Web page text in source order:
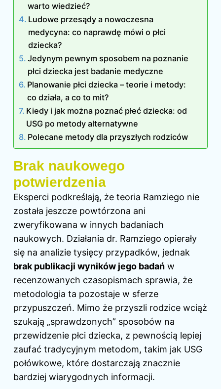
warto wiedzieć?
Ludowe przesądy a nowoczesna
medycyna: co naprawdę mówi o płci
dziecka?
Jedynym pewnym sposobem na poznanie
płci dziecka jest badanie medyczne
Planowanie płci dziecka – teorie i metody:
co działa, a co to mit?
Kiedy i jak można poznać płeć dziecka: od
USG po metody alternatywne
Polecane metody dla przyszłych rodziców
Brak naukowego
potwierdzenia
Eksperci podkreślają, że teoria Ramziego nie
została jeszcze powtórzona ani
zweryfikowana w innych badaniach
naukowych. Działania dr. Ramziego opierały
się na analizie tysięcy przypadków, jednak
brak publikacji wyników jego badań w
recenzowanych czasopismach sprawia, że
metodologia ta pozostaje w sferze
przypuszczeń. Mimo że przyszli rodzice wciąż
szukają „sprawdzonych” sposobów na
przewidzenie płci dziecka, z pewnością lepiej
zaufać tradycyjnym metodom, takim jak USG
połówkowe, które dostarczają znacznie
bardziej wiarygodnych informacji.